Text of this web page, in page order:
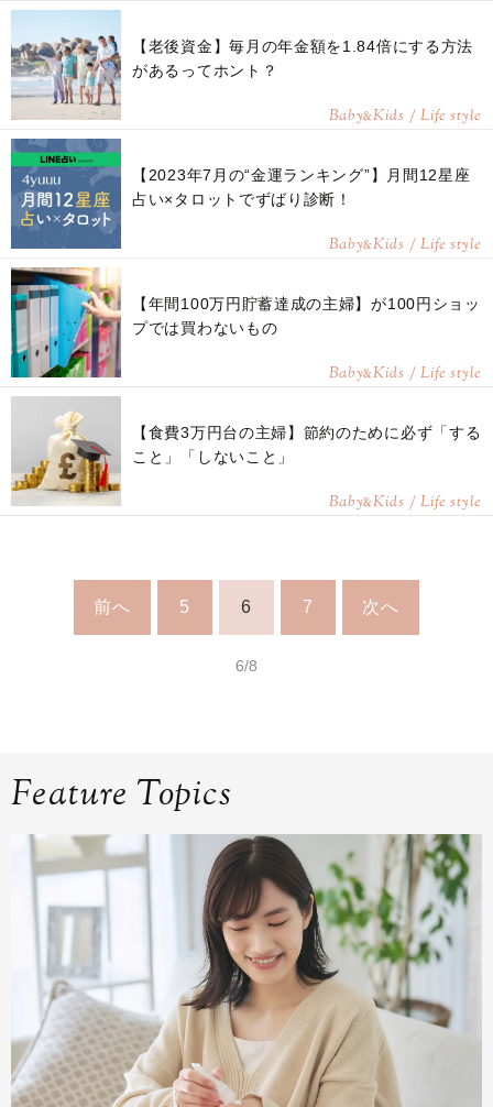
【老後資金】毎月の年金額を1.84倍にする方法
があるってホント？
Baby&Kids / Life style
【2023年7月の“金運ランキング”】月間12星座
占い×タロットでずばり診断！
Baby&Kids / Life style
【年間100万円貯蓄達成の主婦】が100円ショッ
プでは買わないもの
Baby&Kids / Life style
【食費3万円台の主婦】節約のために必ず「する
こと」「しないこと」
Baby&Kids / Life style
前へ 5 6 7 次へ
6/8
Feature Topics